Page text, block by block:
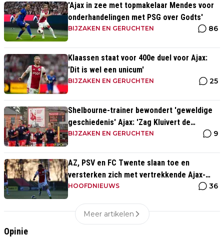
'Ajax in zee met topmakelaar Mendes voor
onderhandelingen met PSG over Godts'
BIJZAKEN EN GERUCHTEN 86
Klaassen staat voor 400e duel voor Ajax:
'Dit is wel een unicum'
BIJZAKEN EN GERUCHTEN 25
Shelbourne-trainer bewondert 'geweldige
geschiedenis' Ajax: 'Zag Kluivert de
winnende scoren'
BIJZAKEN EN GERUCHTEN 9
AZ, PSV en FC Twente slaan toe en
versterken zich met vertrekkende Ajax-
talenten
HOOFDNIEUWS 36
Meer artikelen
Opinie